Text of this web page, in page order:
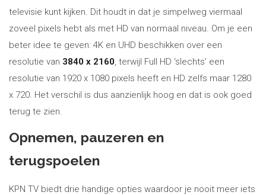
televisie kunt kijken. Dit houdt in dat je simpelweg viermaal
zoveel pixels hebt als met HD van normaal niveau. Om je een
beter idee te geven: 4K en UHD beschikken over een
resolutie van 3840 x 2160, terwijl Full HD ‘slechts’ een
resolutie van 1920 x 1080 pixels heeft en HD zelfs maar 1280
x 720. Het verschil is dus aanzienlijk hoog en dat is ook goed
terug te zien.
Opnemen, pauzeren en
terugspoelen
KPN TV biedt drie handige opties waardoor je nooit meer iets